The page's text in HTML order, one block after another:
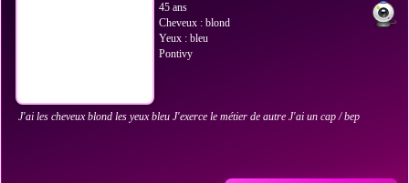
45 ans
Cheveux : blond
Yeux : bleu
Pontivy
J'ai les cheveux blond les yeux bleu J'exerce le métier de autre J'ai un cap / bep